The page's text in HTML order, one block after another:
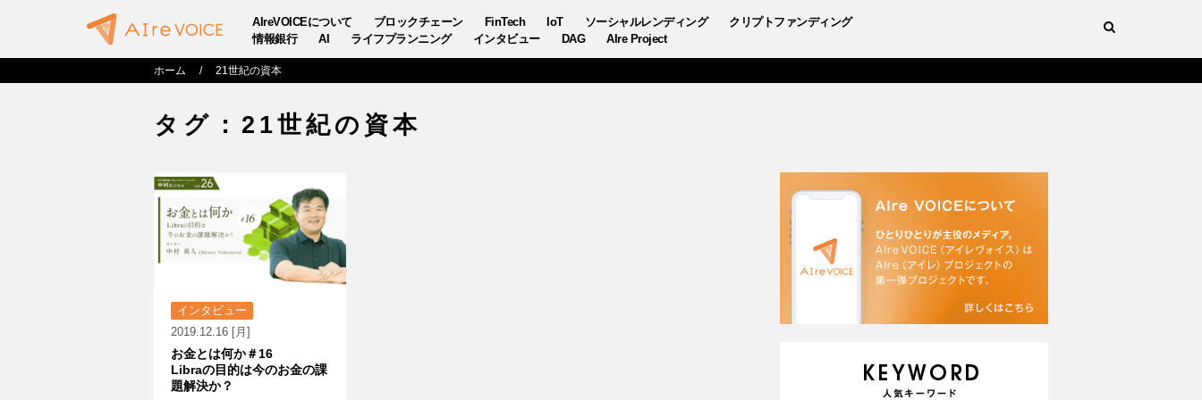
AIreVOICEについて ブロックチェーン FinTech IoT ソーシャルレンディング
クリプトファンディング
情報銀行
AI ライフプランニング インタビュー DAG AIre Project
ホーム 21世紀の資本
タグ：21世紀の資本
インタビュー
2019.12.16 [月]
お金とは何か＃16
Libraの目的は今のお金の課
題解決か？